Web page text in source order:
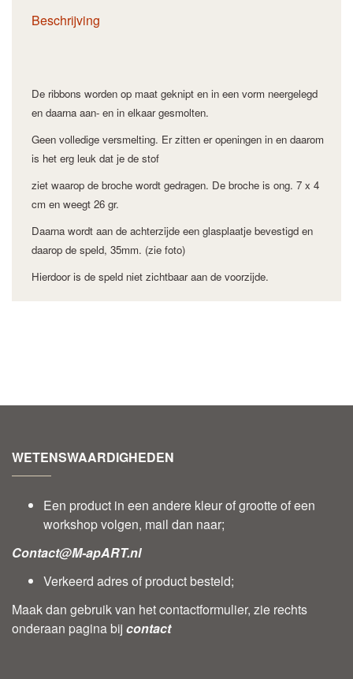
Beschrijving
De ribbons worden op maat geknipt en in een vorm neergelegd
en daarna aan- en in elkaar gesmolten.
Geen volledige versmelting. Er zitten er openingen in en daarom
is het erg leuk dat je de stof
ziet waarop de broche wordt gedragen. De broche is ong. 7 x 4
cm en weegt 26 gr.
Daarna wordt aan de achterzijde een glasplaatje bevestigd en
daarop de speld, 35mm. (zie foto)
Hierdoor is de speld niet zichtbaar aan de voorzijde.
WETENSWAARDIGHEDEN
Een product in een andere kleur of grootte of een
workshop volgen, mail dan naar;
Contact@M-apART.nl
Verkeerd adres of product besteld;
Maak dan gebruik van het contactformulier, zie rechts
onderaan pagina bij contact